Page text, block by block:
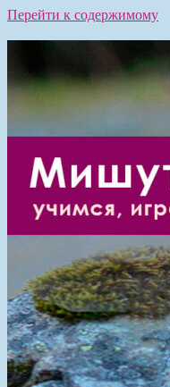
Перейти к содержимому